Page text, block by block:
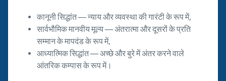
कानूनी सिद्धांत — न्याय और व्यवस्था की गारंटी के रूप में,
सार्वभौमिक मानवीय मूल्य — अंतरात्मा और दूसरों के प्रति
सम्मान के मापदंड के रूप में,
आध्यात्मिक सिद्धांत — अच्छे और बुरे में अंतर करने वाले
आंतरिक कम्पास के रूप में।